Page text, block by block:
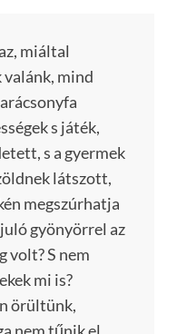
miáltal
mind
s játék,
s a gyermek
látszott,
megszúrhatja
gyönyörrel az
volt? S nem
mi is?
örültünk,